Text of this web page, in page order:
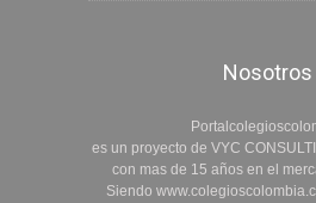
Nosotros
es un proyecto de VYC
con mas de 15 años en el
Siendo